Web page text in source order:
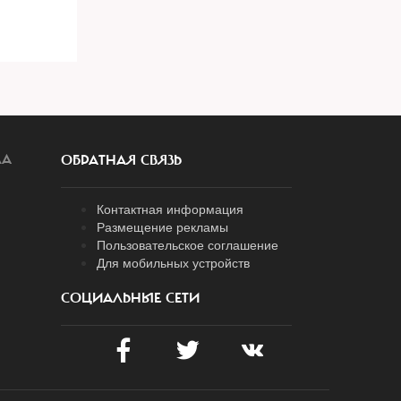
ОБРАТНАЯ СВЯЗЬ
Контактная информация
Размещение рекламы
Пользовательское соглашение
Для мобильных устройств
СОЦИАЛЬНЫЕ СЕТИ